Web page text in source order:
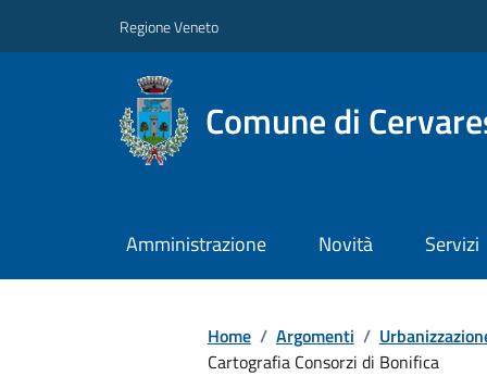
Regione Veneto
Comune di
Amministrazione Novità Servizi
Home / Argomenti /
Cartografia Consorzi di Bonifica